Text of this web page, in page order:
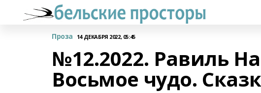
Проза 14 ДЕКАБРЯ 2022, 05:45
№12.2022. Равиль
Восьмое чудо.